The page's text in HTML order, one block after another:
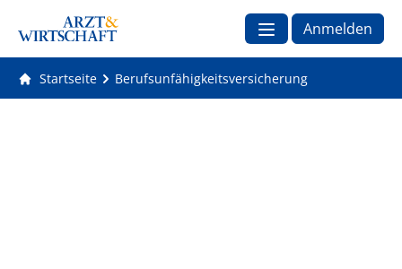
Anmelden
Startseite Berufsunfähigkeitsversicherung